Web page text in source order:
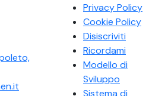
Privacy Policy
Cookie Policy
Disiscriviti
Ricordami
Modello di
Sviluppo
Sistema di